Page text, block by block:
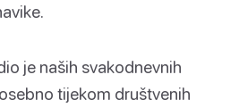
je naših svakodnevnih
tijekom društvenih